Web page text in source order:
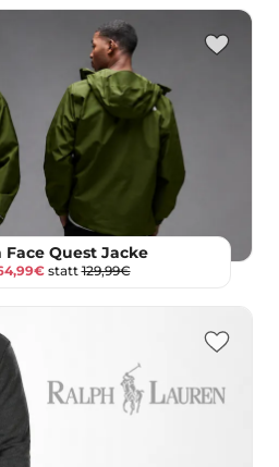
Face Quest Jacke
statt129,99€